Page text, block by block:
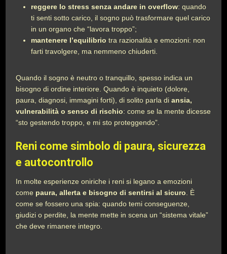
reggere lo stress senza andare in overflow: quando
ti senti sotto carico, il sogno può trasformare quel carico
in un organo che “lavora troppo”;
mantenere l’equilibrio tra razionalità e emozioni: non
farti travolgere, ma nemmeno chiuderti.
Quando il sogno è neutro o tranquillo, spesso indica un
bisogno di ordine interiore. Quando è inquieto (dolore,
paura, diagnosi, immagini forti), di solito parla diansia,
vulnerabilità o senso di rischio: come se la mente dicesse
“sto gestendo troppo, e mi sto proteggendo”.
Reni come simbolo di paura, sicurezza
e autocontrollo
In molte esperienze oniriche i reni si legano a emozioni
come paura, allerta e bisogno di sentirsi al sicuro . È
come se fossero una spia: quando temi conseguenze,
giudizi o perdite, la mente mette in scena un “sistema vitale”
che deve rimanere integro.